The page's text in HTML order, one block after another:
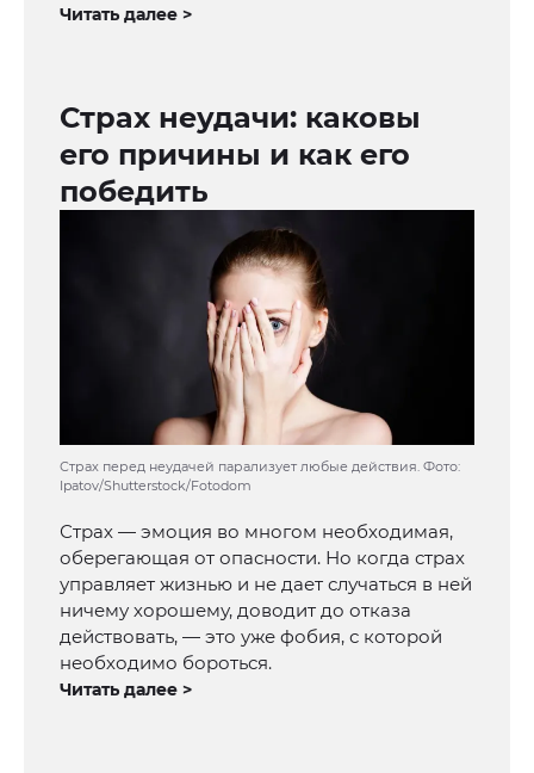
Читать далее >
Страх неудачи: каковы
его причины и как его
победить
Страх перед неудачей парализует любые действия. Фото:
Ipatov/Shutterstock/Fotodom
Страх — эмоция во многом необходимая,
оберегающая от опасности. Но когда страх
управляет жизнью и не дает случаться в ней
ничему хорошему, доводит до отказа
действовать, — это уже фобия, с которой
необходимо бороться.
Читать далее >